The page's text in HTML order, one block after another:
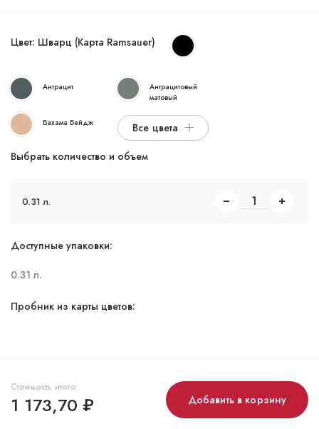
Цвет: Шварц (Карта Ramsauer)
Антрацит
Антрацитовый
матовый
Бахама Бейдж
Все цвета
Выбрать количество и объем
0.31 л.
Доступные упаковки:
0.31 л.
Пробник из карты цветов:
Стоимость итого:
1 173,70 ₽ Добавить в корзину